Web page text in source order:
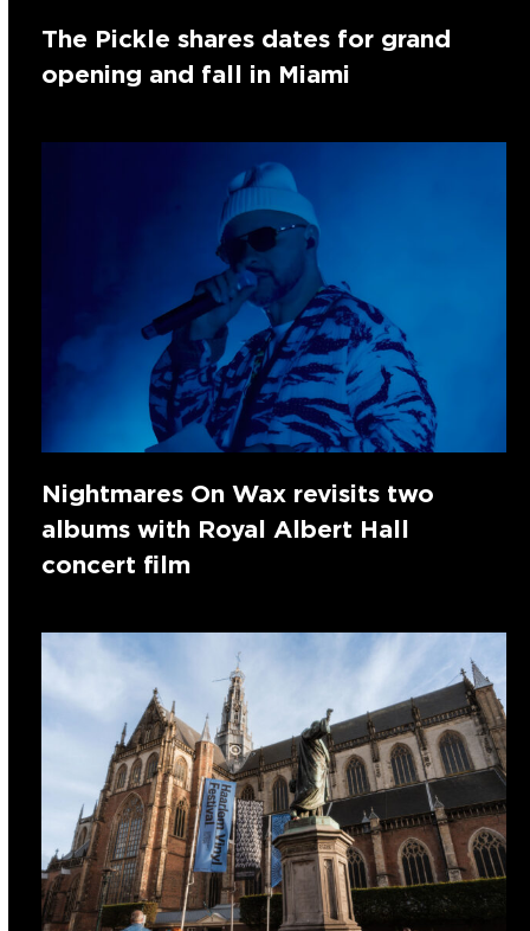
The Pickle shares dates for grand
opening and fall in Miami
Nightmares On Wax revisits two
albums with Royal Albert Hall
concert film